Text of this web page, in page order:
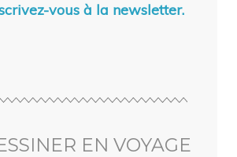
vous à la newsletter.
EN VOYAGE